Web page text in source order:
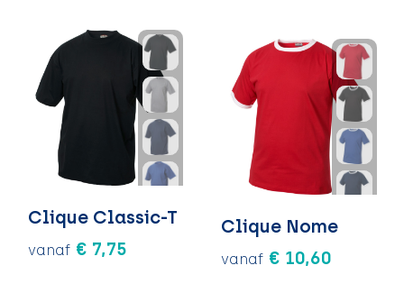
Clique Classic-T
vanaf € 7,75
Clique Nome
vanaf € 10,60